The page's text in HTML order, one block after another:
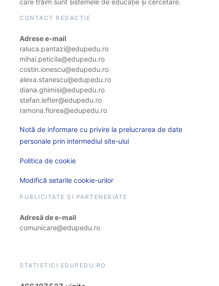
care trăim sunt sistemele de educație și cercetare.
CONTACT REDACȚIE
Adrese e-mail
raluca.pantazi@edupedu.ro
mihai.peticila@edupedu.ro
costin.ionescu@edupedu.ro
alexa.stanescu@edupedu.ro
diana.ghimisi@edupedu.ro
stefan.lefter@edupedu.ro
ramona.florea@edupedu.ro
Notă de informare cu privire la prelucrarea de date
personale prin intermediul site-ului
Politica de cookie
Modifică setarile cookie-urilor
PUBLICITATE ȘI PARTENERIATE
Adresă de e-mail
comunicare@edupedu.ro
STATISTICI EDUPEDU.RO